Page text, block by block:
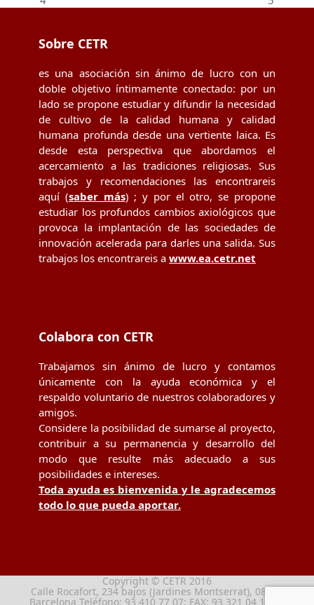
Sobre CETR
es una asociación sin ánimo de lucro con un
doble objetivo íntimamente conectado: por un
lado se propone estudiar y difundir la necesidad
de cultivo de la calidad humana y calidad
humana profunda desde una vertiente laica. Es
desde esta perspectiva que abordamos el
acercamiento a las tradiciones religiosas. Sus
trabajos y recomendaciones las encontrareis
aquí (saber más) ; y por el otro, se propone
estudiar los profundos cambios axiológicos que
provoca la implantación de las sociedades de
innovación acelerada para darles una salida. Sus
trabajos los encontrareis a www.ea.cetr.net
Colabora con CETR
Trabajamos sin ánimo de lucro y contamos
únicamente con la ayuda económica y el
respaldo voluntario de nuestros colaboradores y
amigos.
Considere la posibilidad de sumarse al proyecto,
contribuir a su permanencia y desarrollo del
modo que resulte más adecuado a sus
posibilidades e intereses.
Toda ayuda es bienvenida y le agradecemos
todo lo que pueda aportar.
Copyright © CETR 2016
Calle Rocafort, 234 bajos (Jardines Montserrat), 08029
Barcelona Teléfono: 93 410 77 07; FAX: 93 321 04 13; e-